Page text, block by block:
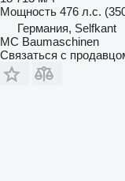
Мощность 476 л.с.
Германия, Selfkant
MC Baumaschinen
Связаться с